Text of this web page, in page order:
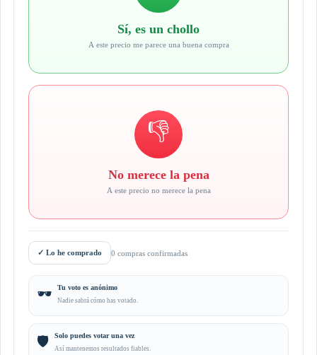
Sí, es un chollo
A este precio me parece una buena compra
👎
No merece la pena
A este precio no merece la pena
✓ Lo he comprado 0 compras confirmadas
🕶️ Tu voto es anónimo
Nadie sabrá cómo has votado.
🛡️ Solo puedes votar una vez
Así mantenemos resultados fiables.